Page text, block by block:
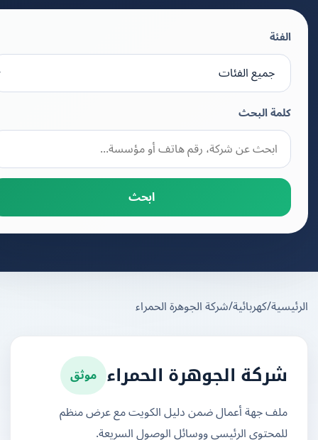
كلمة البحث
ابحث
/كهربائية/شركة الجوهرة الحمراء
شركة الجوهرة الحمراء
موثق
ملف جهة أعمال ضمن دليل الكويت مع عرض منظم
للمحتوى الرئيسي ووسائل الوصول السريعة.